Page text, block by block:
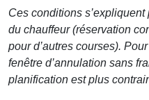
Ces conditions
du chauffeur (réservation
pour d’autres courses).
fenêtre d’annulation sans
planification est plus